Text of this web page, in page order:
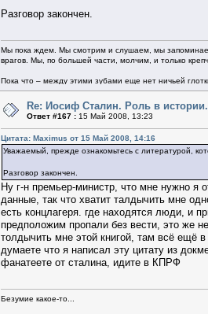
Разговор закончен.
Мы пока ждем. Мы смотрим и слушаем, мы
врагов. Мы, по большей части, молчим, и только
Пока что – между этими зубами еще нет ничьей
Re: Иосиф Сталин. Роль в истории.
Ответ #167 : 15 Май 2008, 13:23
Цитата: Maximus от 15 Май 2008, 14:16
Уважаемый, прежде ознакомьтесь с литературой,
Разговор закончен.
Ну г-н премьер-министр, что мне нужно я
данные, так что хватит талдычить мне
есть концлагеря. где находятся люди, и
предположим пропали без вести, это же
толдычить мне этой книгой, там всё ещё
думаете что я написал эту цитату из
фанатеете от сталина, идите в КПРФ
Безумие какое-то...